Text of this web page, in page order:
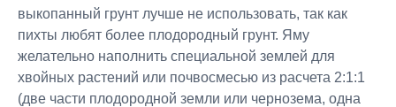
выкопанный грунт лучше не использовать, так как
пихты любят более плодородный грунт. Яму
желательно наполнить специальной землей для
хвойных растений или почвосмесью из расчета 2:1:1
(две части плодородной земли или чернозема, одна